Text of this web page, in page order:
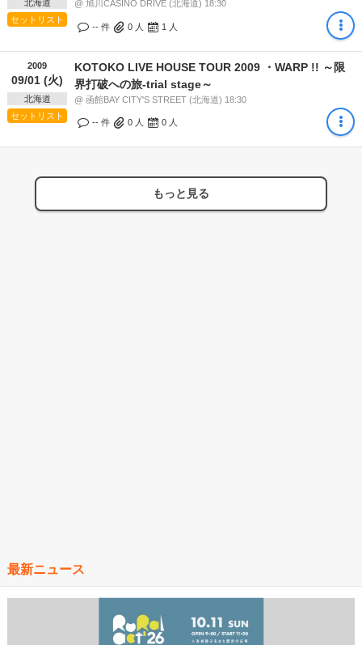
北海道
セットリスト
@ 旭川CASINO DRIVE (北海道) 18:30
-- 件 0 人 1 人
2009
09/01 (火)
北海道
セットリスト
KOTOKO LIVE HOUSE TOUR 2009 ・WARP !! ～限
界打破への旅-trial stage～
@ 函館BAY CITY'S STREET (北海道) 18:30
-- 件 0 人 0 人
もっと見る
最新ニュース